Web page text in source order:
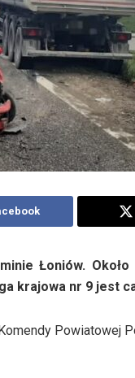
Łoniów.
krajowa nr 9 jest
Powiatowej